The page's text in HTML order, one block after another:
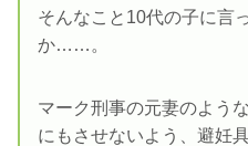
そんなこと10代の子に言
か……。
マーク刑事の元妻のよう
にもさせないよう、避妊